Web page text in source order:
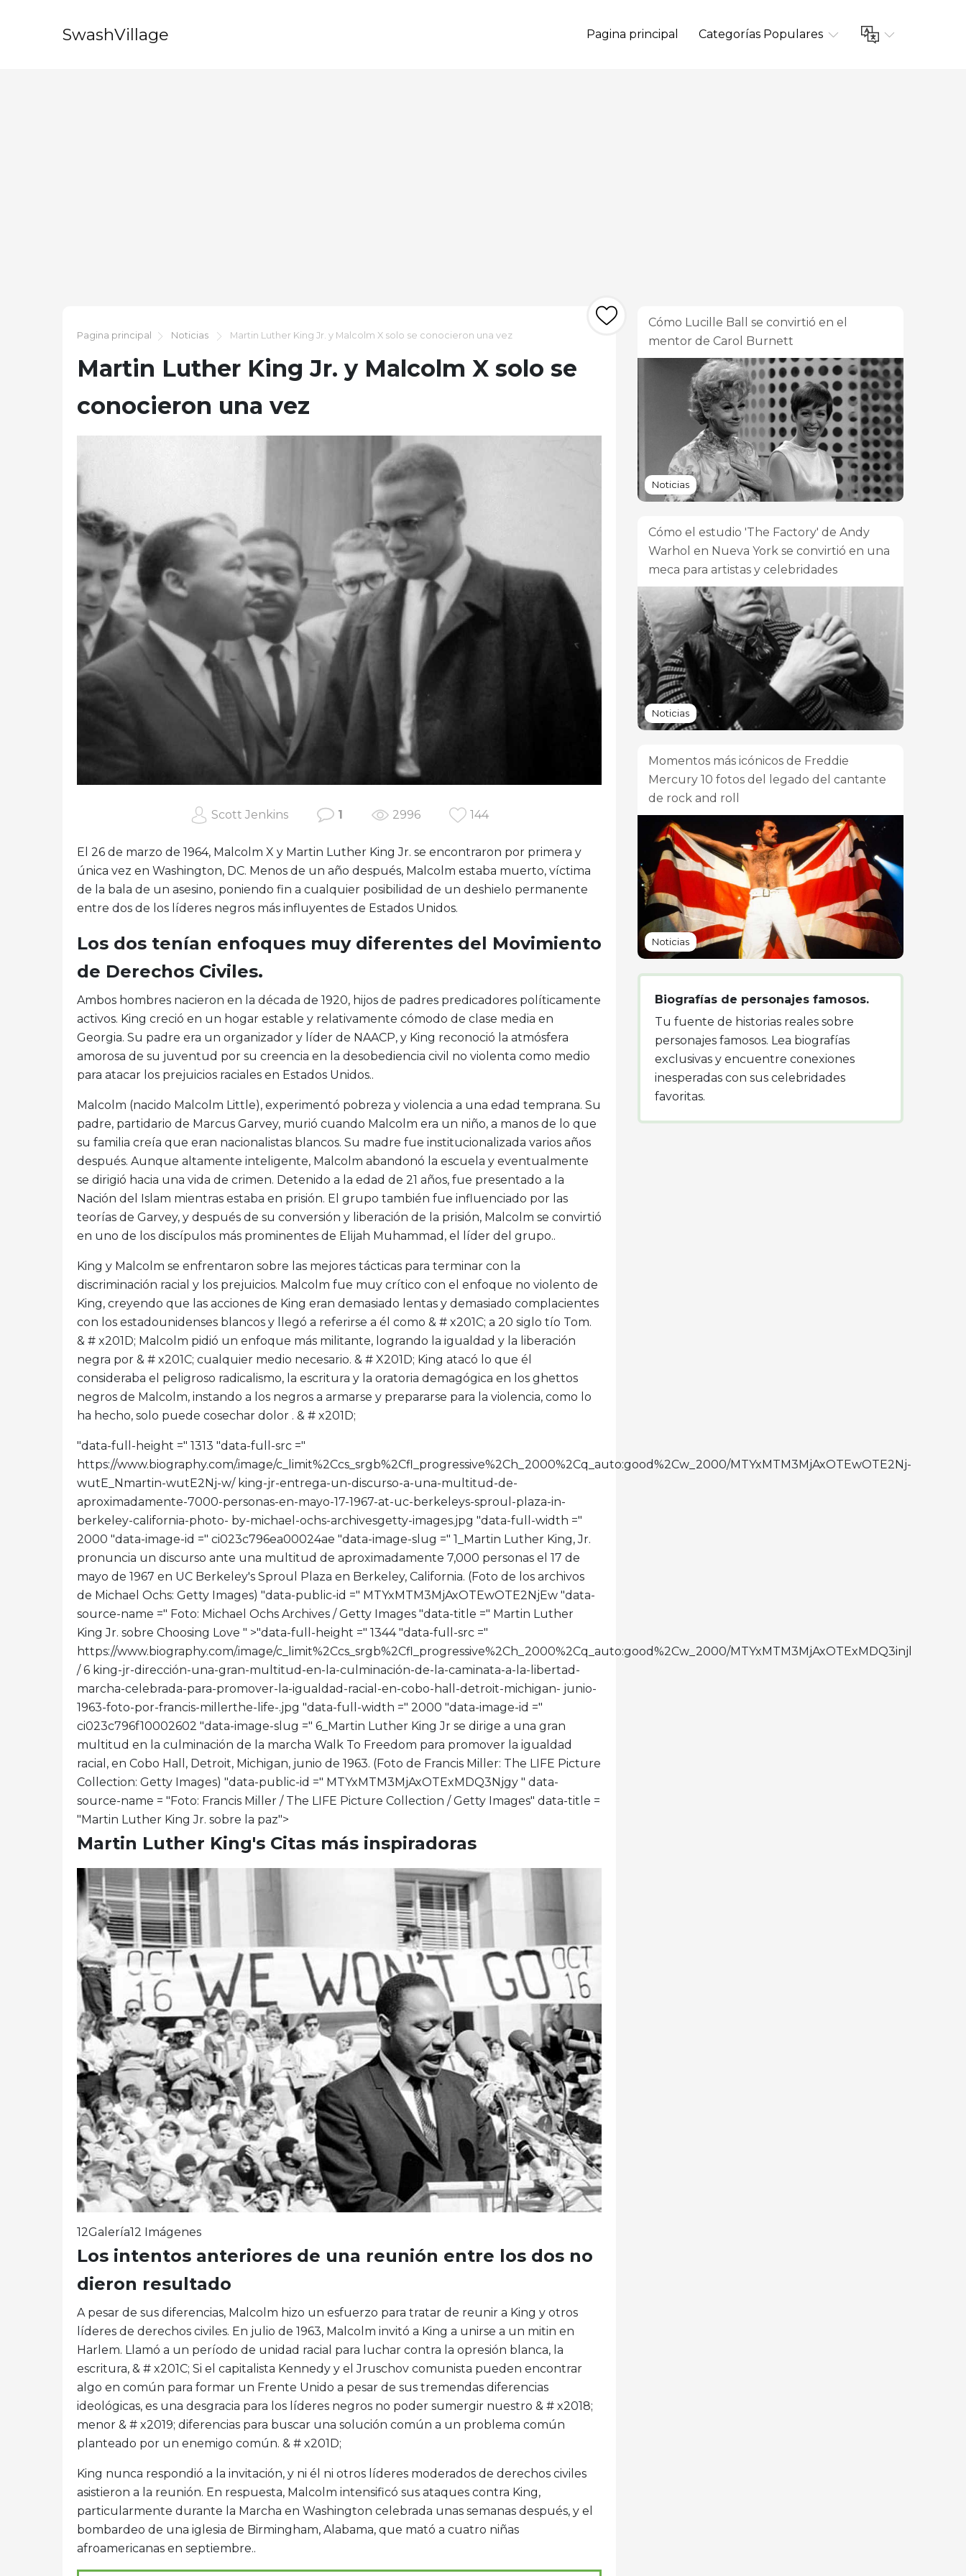
SwashVillage Pagina principal Categorías Populares
Pagina principal Noticias Martin Luther King Jr. y Malcolm X solo se conocieron una vez
Martin Luther King Jr. y Malcolm X solo se
conocieron una vez
Scott Jenkins 1 2996 144
El 26 de marzo de 1964, Malcolm X y Martin Luther King Jr. se encontraron por primera y
única vez en Washington, DC. Menos de un año después, Malcolm estaba muerto, víctima
de la bala de un asesino, poniendo fin a cualquier posibilidad de un deshielo permanente
entre dos de los líderes negros más influyentes de Estados Unidos.
Los dos tenían enfoques muy diferentes del Movimiento
de Derechos Civiles.
Ambos hombres nacieron en la década de 1920, hijos de padres predicadores políticamente
activos. King creció en un hogar estable y relativamente cómodo de clase media en
Georgia. Su padre era un organizador y líder de NAACP, y King reconoció la atmósfera
amorosa de su juventud por su creencia en la desobediencia civil no violenta como medio
para atacar los prejuicios raciales en Estados Unidos..
Malcolm (nacido Malcolm Little), experimentó pobreza y violencia a una edad temprana. Su
padre, partidario de Marcus Garvey, murió cuando Malcolm era un niño, a manos de lo que
su familia creía que eran nacionalistas blancos. Su madre fue institucionalizada varios años
después. Aunque altamente inteligente, Malcolm abandonó la escuela y eventualmente
se dirigió hacia una vida de crimen. Detenido a la edad de 21 años, fue presentado a la
Nación del Islam mientras estaba en prisión. El grupo también fue influenciado por las
teorías de Garvey, y después de su conversión y liberación de la prisión, Malcolm se convirtió
en uno de los discípulos más prominentes de Elijah Muhammad, el líder del grupo..
King y Malcolm se enfrentaron sobre las mejores tácticas para terminar con la
discriminación racial y los prejuicios. Malcolm fue muy crítico con el enfoque no violento de
King, creyendo que las acciones de King eran demasiado lentas y demasiado complacientes
con los estadounidenses blancos y llegó a referirse a él como & # x201C; a 20 siglo tío Tom.
& # x201D; Malcolm pidió un enfoque más militante, logrando la igualdad y la liberación
negra por & # x201C; cualquier medio necesario. & # X201D; King atacó lo que él
consideraba el peligroso radicalismo, la escritura y la oratoria demagógica en los ghettos
negros de Malcolm, instando a los negros a armarse y prepararse para la violencia, como lo
ha hecho, solo puede cosechar dolor . & # x201D;
"data-full-height =" 1313 "data-full-src ="
https://www.biography.com/.image/c_limit%2Ccs_srgb%2Cfl_progressive%2Ch_2000%2Cq_auto:good%2Cw_2000/MTYxMTM3MjAxOTEwOTE2Nj-
wutE_Nmartin-wutE2Nj-w/ king-jr-entrega-un-discurso-a-una-multitud-de-
aproximadamente-7000-personas-en-mayo-17-1967-at-uc-berkeleys-sproul-plaza-in-
berkeley-california-photo- by-michael-ochs-archivesgetty-images.jpg "data-full-width ="
2000 "data-image-id =" ci023c796ea00024ae "data-image-slug =" 1_Martin Luther King, Jr.
pronuncia un discurso ante una multitud de aproximadamente 7,000 personas el 17 de
mayo de 1967 en UC Berkeley's Sproul Plaza en Berkeley, California. (Foto de los archivos
de Michael Ochs: Getty Images) "data-public-id =" MTYxMTM3MjAxOTEwOTE2NjEw "data-
source-name =" Foto: Michael Ochs Archives / Getty Images "data-title =" Martin Luther
King Jr. sobre Choosing Love " >"data-full-height =" 1344 "data-full-src ="
https://www.biography.com/.image/c_limit%2Ccs_srgb%2Cfl_progressive%2Ch_2000%2Cq_auto:good%2Cw_2000/MTYxMTM3MjAxOTExMDQ3injl
/ 6 king-jr-dirección-una-gran-multitud-en-la-culminación-de-la-caminata-a-la-libertad-
marcha-celebrada-para-promover-la-igualdad-racial-en-cobo-hall-detroit-michigan- junio-
1963-foto-por-francis-millerthe-life-.jpg "data-full-width =" 2000 "data-image-id ="
ci023c796f10002602 "data-image-slug =" 6_Martin Luther King Jr se dirige a una gran
multitud en la culminación de la marcha Walk To Freedom para promover la igualdad
racial, en Cobo Hall, Detroit, Michigan, junio de 1963. (Foto de Francis Miller: The LIFE Picture
Collection: Getty Images) "data-public-id =" MTYxMTM3MjAxOTExMDQ3Njgy " data-
source-name = "Foto: Francis Miller / The LIFE Picture Collection / Getty Images" data-title =
"Martin Luther King Jr. sobre la paz">
Martin Luther King's Citas más inspiradoras
12Galería12 Imágenes
Los intentos anteriores de una reunión entre los dos no
dieron resultado
A pesar de sus diferencias, Malcolm hizo un esfuerzo para tratar de reunir a King y otros
líderes de derechos civiles. En julio de 1963, Malcolm invitó a King a unirse a un mitin en
Harlem. Llamó a un período de unidad racial para luchar contra la opresión blanca, la
escritura, & # x201C; Si el capitalista Kennedy y el Jruschov comunista pueden encontrar
algo en común para formar un Frente Unido a pesar de sus tremendas diferencias
ideológicas, es una desgracia para los líderes negros no poder sumergir nuestro & # x2018;
menor & # x2019; diferencias para buscar una solución común a un problema común
planteado por un enemigo común. & # x201D;
King nunca respondió a la invitación, y ni él ni otros líderes moderados de derechos civiles
asistieron a la reunión. En respuesta, Malcolm intensificó sus ataques contra King,
particularmente durante la Marcha en Washington celebrada unas semanas después, y el
bombardeo de una iglesia de Birmingham, Alabama, que mató a cuatro niñas
afroamericanas en septiembre..
Cómo Lucille Ball se convirtió en el
mentor de Carol Burnett
Noticias
Cómo el estudio 'The Factory' de Andy
Warhol en Nueva York se convirtió en una
meca para artistas y celebridades
Noticias
Momentos más icónicos de Freddie
Mercury 10 fotos del legado del cantante
de rock and roll
Noticias
Biografías de personajes famosos.
Tu fuente de historias reales sobre
personajes famosos. Lea biografías
exclusivas y encuentre conexiones
inesperadas con sus celebridades
favoritas.